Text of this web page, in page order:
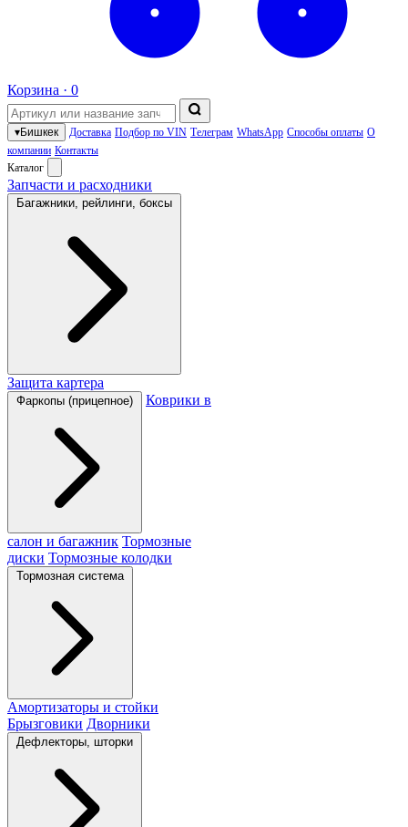
Корзина · 0
▾Бишкек Доставка Подбор по VIN Телеграм WhatsApp Способы оплаты О
компании Контакты
Каталог
Запчасти и расходники
Багажники, рейлинги, боксы
Защита картера
Фаркопы (прицепное) Коврики в
салон и багажник Тормозные
диски Тормозные колодки
Тормозная система
Амортизаторы и стойки
Брызговики Дворники
Дефлекторы, шторки